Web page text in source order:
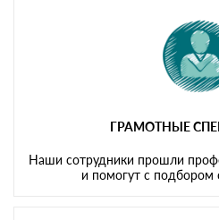
ГРАМОТНЫЕ
Наши сотрудники прошли
и помогут с подбором